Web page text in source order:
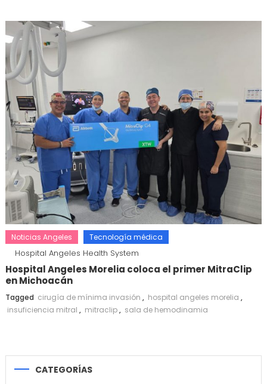
Noticias Angeles Tecnología médica
Hospital Angeles Health System
Hospital Angeles Morelia coloca el primer MitraClip
en Michoacán
Tagged cirugía de mínima invasión , hospital angeles morelia ,
insuficiencia mitral , mitraclip, sala de hemodinamia
CATEGORÍAS